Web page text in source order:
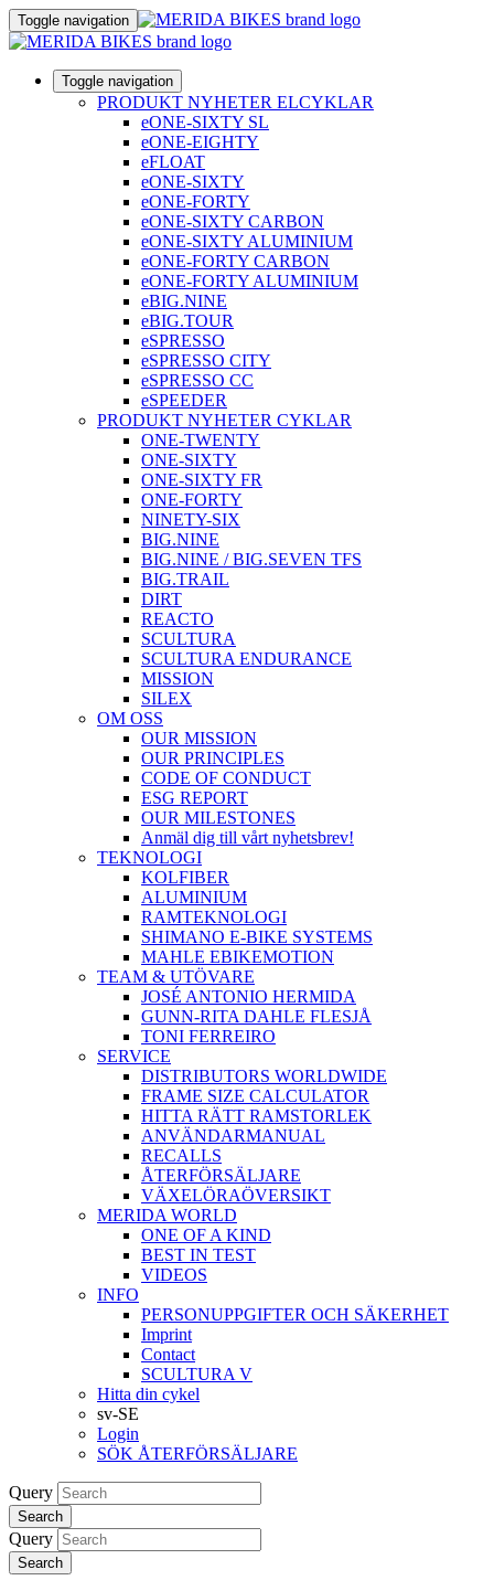
Toggle navigation
Toggle navigation
PRODUKT NYHETER ELCYKLAR
eONE-SIXTY SL
eONE-EIGHTY
eFLOAT
eONE-SIXTY
eONE-FORTY
eONE-SIXTY CARBON
eONE-SIXTY ALUMINIUM
eONE-FORTY CARBON
eONE-FORTY ALUMINIUM
eBIG.NINE
eBIG.TOUR
eSPRESSO
eSPRESSO CITY
eSPRESSO CC
eSPEEDER
PRODUKT NYHETER CYKLAR
ONE-TWENTY
ONE-SIXTY
ONE-SIXTY FR
ONE-FORTY
NINETY-SIX
BIG.NINE
BIG.NINE / BIG.SEVEN TFS
BIG.TRAIL
DIRT
REACTO
SCULTURA
SCULTURA ENDURANCE
MISSION
SILEX
OM OSS
OUR MISSION
OUR PRINCIPLES
CODE OF CONDUCT
ESG REPORT
OUR MILESTONES
Anmäl dig till vårt nyhetsbrev!
TEKNOLOGI
KOLFIBER
ALUMINIUM
RAMTEKNOLOGI
SHIMANO E-BIKE SYSTEMS
MAHLE EBIKEMOTION
TEAM & UTÖVARE
JOSÉ ANTONIO HERMIDA
GUNN-RITA DAHLE FLESJÅ
TONI FERREIRO
SERVICE
DISTRIBUTORS WORLDWIDE
FRAME SIZE CALCULATOR
HITTA RÄTT RAMSTORLEK
ANVÄNDARMANUAL
RECALLS
ÅTERFÖRSÄLJARE
VÄXELÖRAÖVERSIKT
MERIDA WORLD
ONE OF A KIND
BEST IN TEST
VIDEOS
INFO
PERSONUPPGIFTER OCH SÄKERHET
Imprint
Contact
SCULTURA V
Hitta din cykel
sv-SE
Login
SÖK ÅTERFÖRSÄLJARE
Query
Search
Query
Search